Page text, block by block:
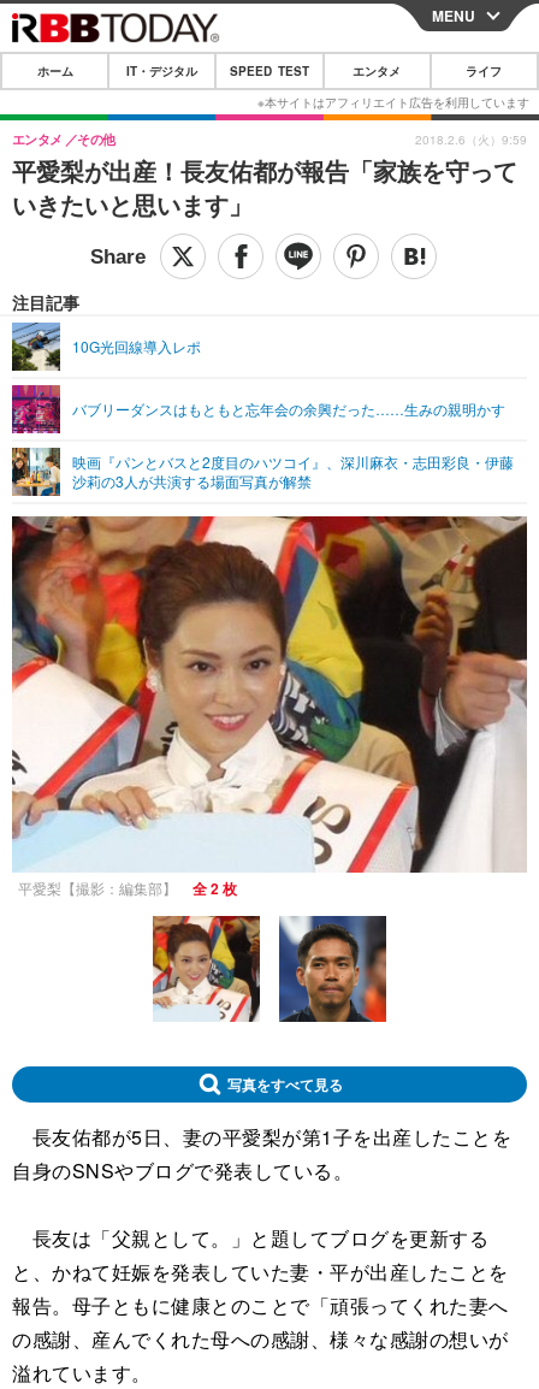
CLOSE
ホーム
IT・デジタル
IT・デジタルTOP スマートフォン
ショッピング その他
SPEED TEST
エンタメTOP 映画・ドラマ
グラビア ブログ
ショッピング その他
ライフTOP
リリース一覧
プッシュ通知の停止方法
MENU
ホーム IT・デジタル SPEED TEST エンタメ ライフ
平愛梨が出産！長友佑都が報告「家族を守って
いきたいと思います」
エンタメ その他
注目記事
10G光回線導入レポ
バブリーダンスはもともと忘年会の余興だった……生みの親明かす
映画『パンとバスと2度目のハツコイ』、深川麻衣・志田彩良・伊藤
沙莉の3人が共演する場面写真が解禁
2018.2.6（火）9:59
平愛梨【撮影：編集部】 全 2 枚
写真をすべて見る
長友佑都が5日、妻の平愛梨が第1子を出産したことを
自身のSNSやブログで発表している。
長友は「父親として。」と題してブログを更新する
と、かねて妊娠を発表していた妻・平が出産したことを
報告。母子ともに健康とのことで「頑張ってくれた妻へ
の感謝、産んでくれた母への感謝、様々な感謝の想いが
溢れています。